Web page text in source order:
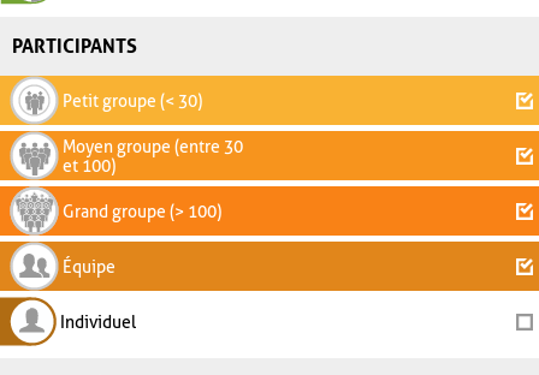
PARTICIPANTS
Petit groupe (< 30)
Moyen groupe (entre 30
et 100)
Grand groupe (> 100)
Équipe
Individuel